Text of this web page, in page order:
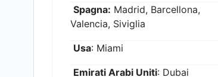
Spagna: Madrid, Barcellona,
Valencia, Siviglia
Usa: Miami
Emirati Arabi Uniti: Dubai